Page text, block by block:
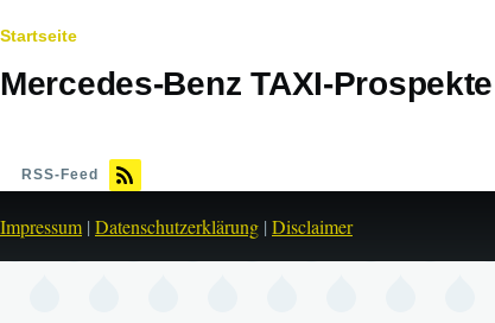
Pfadnavigation
Startseite
Mercedes-Benz TAXI-Prospekte
RSS-Feed
Impressum | Datenschutzerklärung | Disclaimer